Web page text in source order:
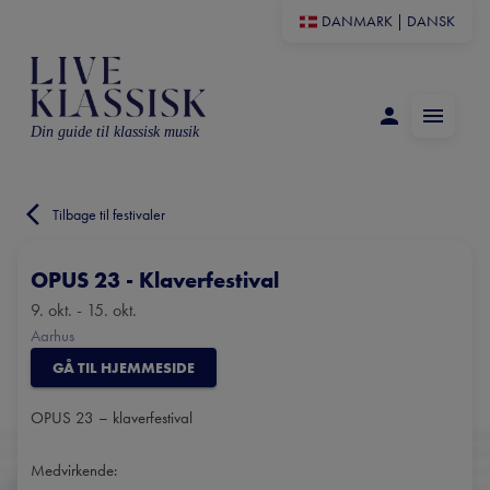
DANMARK DANSK
Din guide til klassisk musik
Tilbage til festivaler
OPUS 23 - Klaverfestival
9. okt. - 15. okt.
Aarhus
GÅ TIL HJEMMESIDE
OPUS 23 – klaverfestival
Medvirkende: